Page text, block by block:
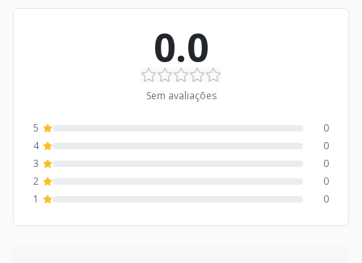
0.0
Sem avaliações
5
0
4
0
3
0
2
0
1
0